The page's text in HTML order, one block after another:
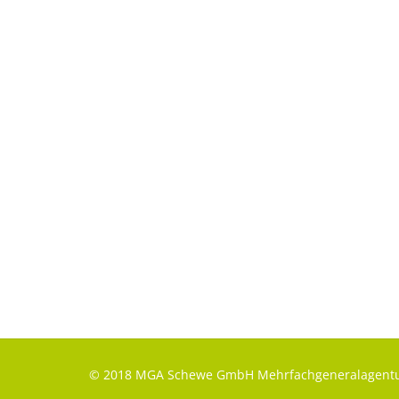
© 2018 MGA Schewe GmbH